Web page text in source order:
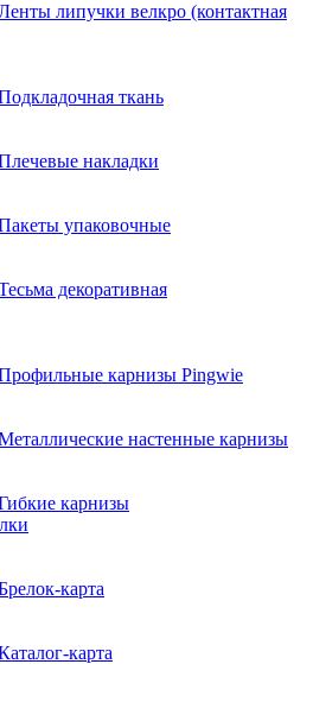
липучки велкро (контактная
ткань
накладки
упаковочные
декоративная
карнизы Pingwie
настенные карнизы
карнизы
карта
карта